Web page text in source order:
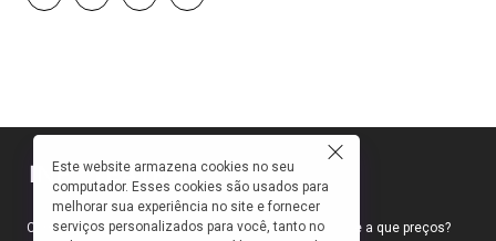
Como faço para ir ao teatro? Onde compro ingressos e a que preços?
Este website armazena cookies no seu
computador. Esses cookies são usados para
melhorar sua experiência no site e fornecer
serviços personalizados para você, tanto no